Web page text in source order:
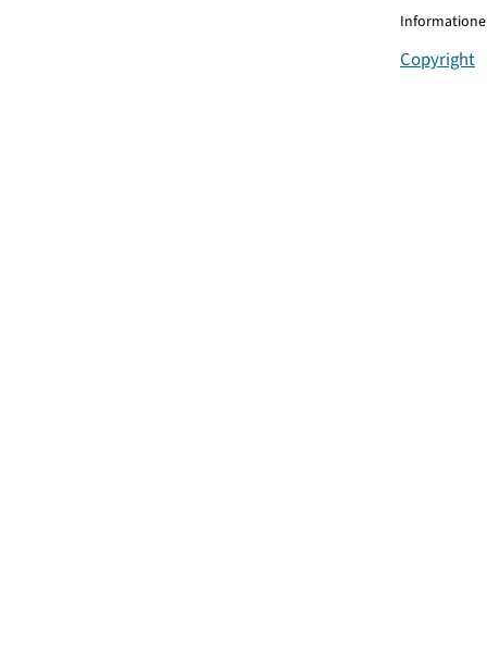
Copyright